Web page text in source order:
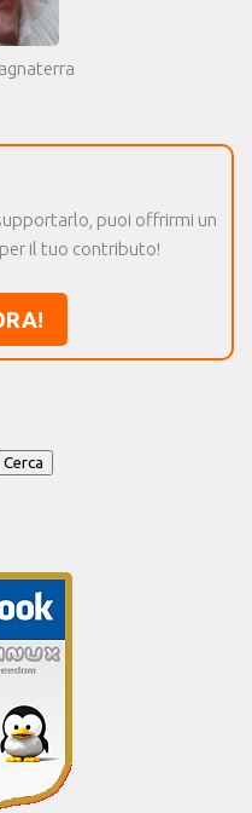
puoi offrirmi un
il tuo contributo!
Cerca